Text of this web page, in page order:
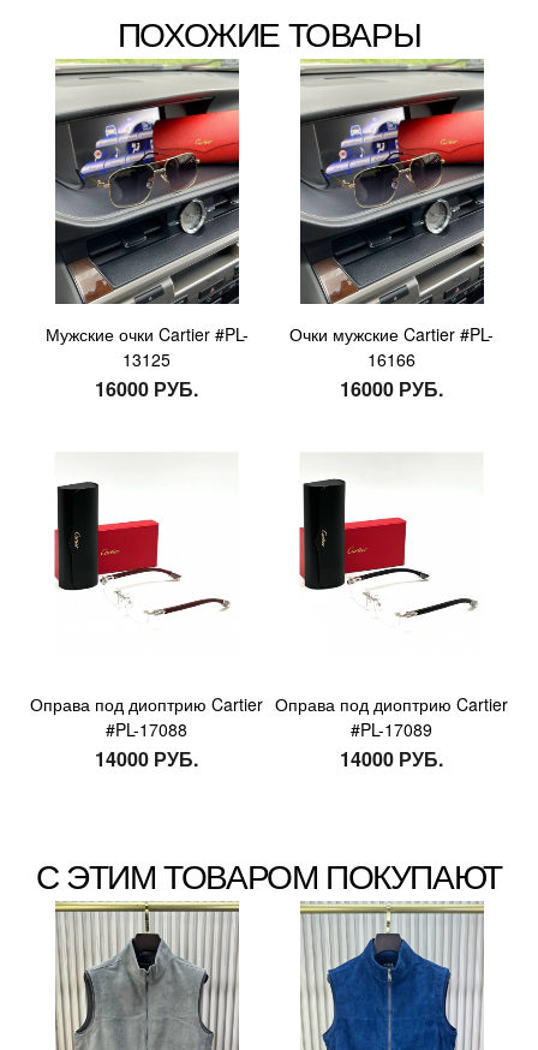
ПОХОЖИЕ ТОВАРЫ
Мужские очки Cartier #PL-
13125
16000 РУБ.
Очки мужские Cartier #PL-
16166
16000 РУБ.
Оправа под диоптрию Cartier
#PL-17088
14000 РУБ.
Оправа под диоптрию Cartier
#PL-17089
14000 РУБ.
С ЭТИМ ТОВАРОМ ПОКУПАЮТ